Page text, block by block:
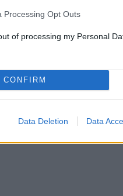
Processing Opt Outs
of processing my Personal
CONFIRM
Data Deletion Data